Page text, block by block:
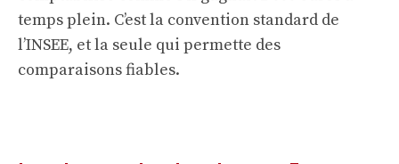
temps plein. C’est la convention standard de
l’INSEE, et la seule qui permette des
comparaisons fiables.